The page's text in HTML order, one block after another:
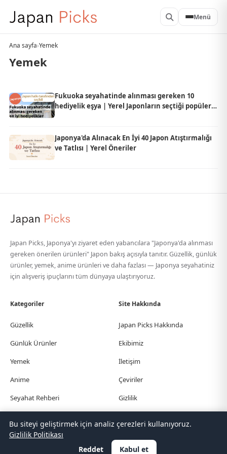
Menü
Ana sayfa›Yemek
Yemek
Fukuoka seyahatinde alınması gereken 10
hediyelik eşya | Yerel Japonların seçtiği popüler
Japonya'da Alınacak En İyi 40 Japon Atıştırmalığı
ve Tatlısı | Yerel Öneriler
Japan Picks, Japonya'yı ziyaret eden yabancılara "Japonya'da alınması
gereken önerilen ürünleri" Japon bakış açısıyla tanıtır. Güzellik, günlük
ürünler, yemek, anime ürünleri ve daha fazlası — Japonya seyahatiniz
için alışveriş ipuçlarını tüm dünyaya ulaştırıyoruz.
Kategoriler
Güzellik
Günlük Ürünler
Yemek
Anime
Seyahat Rehberi
Site Hakkında
Japan Picks Hakkında
Ekibimiz
İletişim
Çeviriler
Gizlilik
© Japan Picks. All Rights Reserved.
EnglishDeutschEspañol
Bu siteyi geliştirmek için analiz çerezleri kullanıyoruz.
Gizlilik Politikası
Reddet
Kabul et